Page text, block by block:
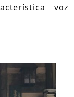
voz